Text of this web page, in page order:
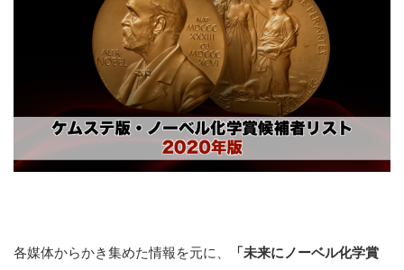
各媒体からかき集めた情報を元に、
「未来にノーベル化学賞